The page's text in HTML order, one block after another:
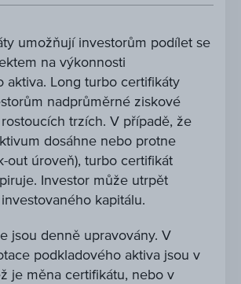
umožňují investorům podílet se
na výkonnosti
aktiva. Long turbo certifikáty
nadprůměrné ziskové
trzích. V případě, že
dosáhne nebo protne
out úroveň), turbo certifikát
Investor může utrpět
kapitálu.
jsou denně upravovány. V
podkladového aktiva jsou v
je měna certifikátu, nebo v